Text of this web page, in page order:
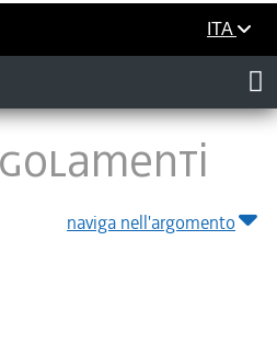
ITA
naviga nell'argomento